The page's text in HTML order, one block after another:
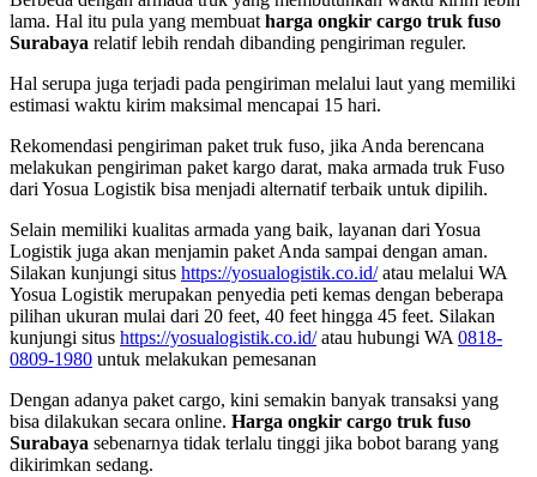
lama. Hal itu pula yang membuatharga ongkir cargo truk fuso
Surabaya relatif lebih rendah dibanding pengiriman reguler.
Hal serupa juga terjadi pada pengiriman melalui laut yang memiliki
estimasi waktu kirim maksimal mencapai 15 hari.
Rekomendasi pengiriman paket truk fuso, jika Anda berencana
melakukan pengiriman paket kargo darat, maka armada truk Fuso
dari Yosua Logistik bisa menjadi alternatif terbaik untuk dipilih.
Selain memiliki kualitas armada yang baik, layanan dari Yosua
Logistik juga akan menjamin paket Anda sampai dengan aman.
Silakan kunjungi situs https://yosualogistik.co.id/atau melalui WA
Yosua Logistik merupakan penyedia peti kemas dengan beberapa
pilihan ukuran mulai dari 20 feet, 40 feet hingga 45 feet. Silakan
kunjungi situs https://yosualogistik.co.id/atau hubungi WA0818-
0809-1980 untuk melakukan pemesanan
Dengan adanya paket cargo, kini semakin banyak transaksi yang
bisa dilakukan secara online. Harga ongkir cargo truk fuso
Surabaya sebenarnya tidak terlalu tinggi jika bobot barang yang
dikirimkan sedang.